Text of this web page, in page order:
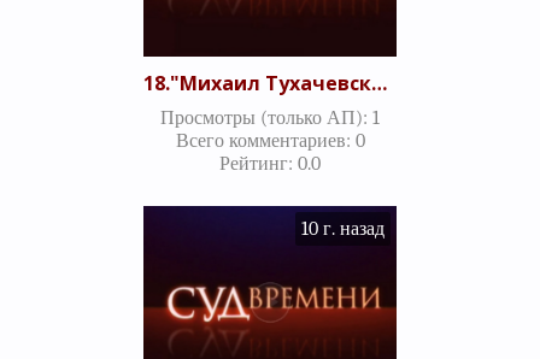
18."Михаил Тухачевский – несостоявшийся Бонапарт или рядовая жертва сталинского террора?" Часть 1 (11.08.2010)
Просмотры (только АП): 1
Всего комментариев: 0
Рейтинг: 0.0
10 г. назад